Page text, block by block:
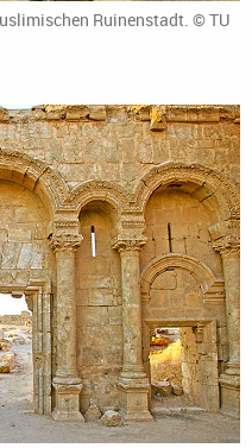
Ruinenstadt. © TU